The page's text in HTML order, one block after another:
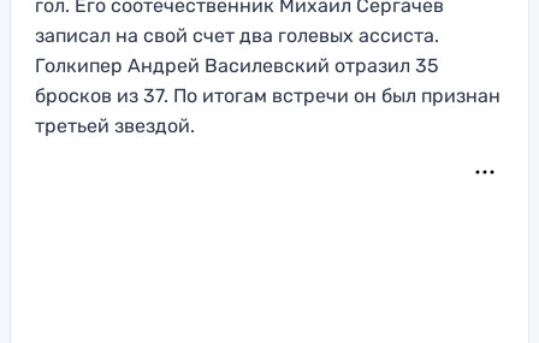
гол. Его соотечественник Михаил Сергачев
записал на свой счет два голевых ассиста.
Голкипер Андрей Василевский отразил 35
бросков из 37. По итогам встречи он был признан
третьей звездой.